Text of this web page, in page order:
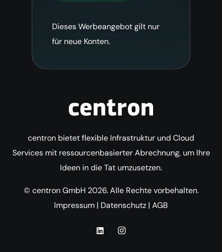
Dieses Werbeangebot gilt nur
für neue Konten.
centron bietet flexible Infrastruktur und Cloud
Services mit ressourcenbasierter Abrechnung, um Ihre
Ideen in die Tat umzusetzen.
© centron GmbH 2026. Alle Rechte vorbehalten.
Impressum | Datenschutz | AGB